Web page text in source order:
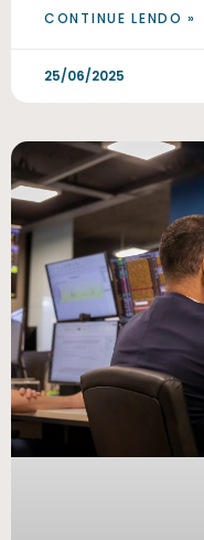
CONTINUE LENDO »
25/06/2025